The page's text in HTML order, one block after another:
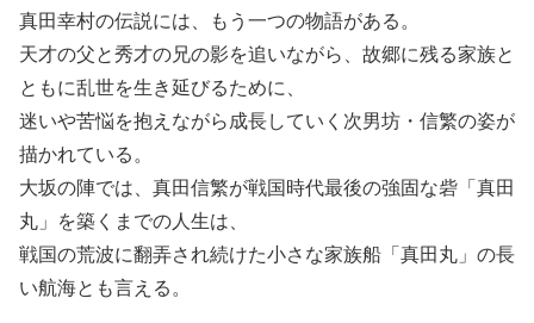
真田幸村の伝説には、もう一つの物語がある。
天才の父と秀才の兄の影を追いながら、故郷に残る家族と
ともに乱世を生き延びるために、
迷いや苦悩を抱えながら成長していく次男坊・信繁の姿が
描かれている。
大坂の陣では、真田信繁が戦国時代最後の強固な砦「真田
丸」を築くまでの人生は、
戦国の荒波に翻弄され続けた小さな家族船「真田丸」の長
い航海とも言える。